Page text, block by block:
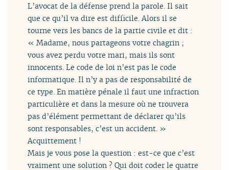
L’avocat de la défense prend la parole. Il sait
que ce qu’il va dire est difficile. Alors il se
tourne vers les bancs de la partie civile et dit :
« Madame, nous partageons votre chagrin ;
vous avez perdu votre mari, mais ils sont
innocents. Le code de loi n’est pas le code
informatique. Il n’y a pas de responsabilité de
ce type. En matière pénale il faut une infraction
particulière et dans la mesure où ne trouvera
pas d’élément permettant de déclarer qu’ils
sont responsables, c’est un accident. »
Acquittement !
Mais je vous pose la question : est-ce que c’est
vraiment une solution ? Qui doit coder le quatre